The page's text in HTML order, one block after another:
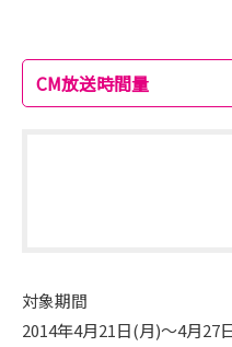
CM放送時間量
対象期間
2014年4月21日(月)～4月27